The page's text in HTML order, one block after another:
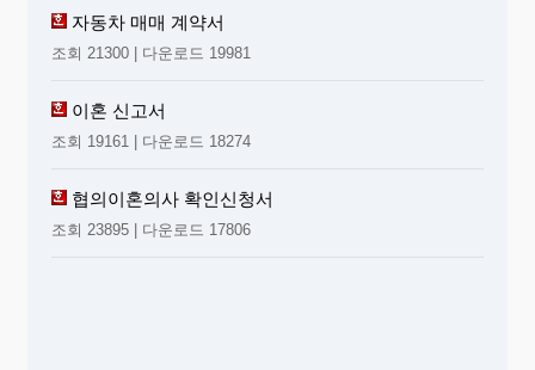
자동차 매매 계약서
조회 21300 | 다운로드 19981
이혼 신고서
조회 19161 | 다운로드 18274
협의이혼의사 확인신청서
조회 23895 | 다운로드 17806